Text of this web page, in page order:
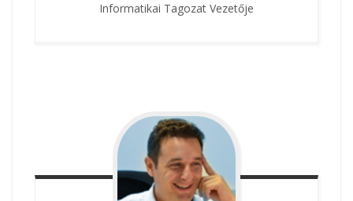
Informatikai Tagozat Vezetője